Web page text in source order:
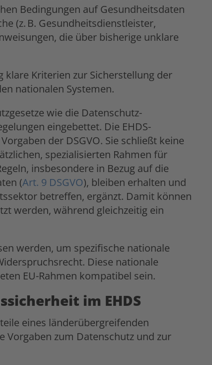
Bedingungen auf Gesundheitsdaten
(z. B. Gesundheitsdienstleister,
die über bisherige unklare
klare Kriterien zur Sicherstellung der
nationalen Systemen.
wie die Datenschutz-
eingebettet. Die EHDS-
der DSGVO. Sie schließt keine
spezialisierten Rahmen für
insbesondere in Bezug auf die
(Art. 9 DSGVO), bleiben erhalten und
betreffen, ergänzt. Damit können
werden, während gleichzeitig ein
werden, um spezifische nationale
Diese nationale
EU-Rahmen kompatibel sein.
im EHDS
eines länderübergreifenden
Vorgaben zum Datenschutz und zur